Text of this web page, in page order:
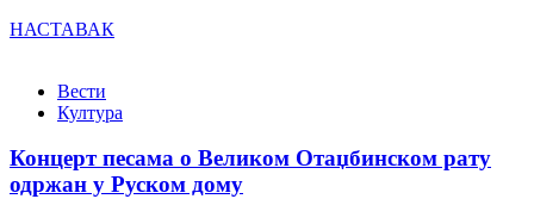
НАСТАВАК
Вести
Култура
Концерт песама о Великом Отаџбинском рату
одржан у Руском дому